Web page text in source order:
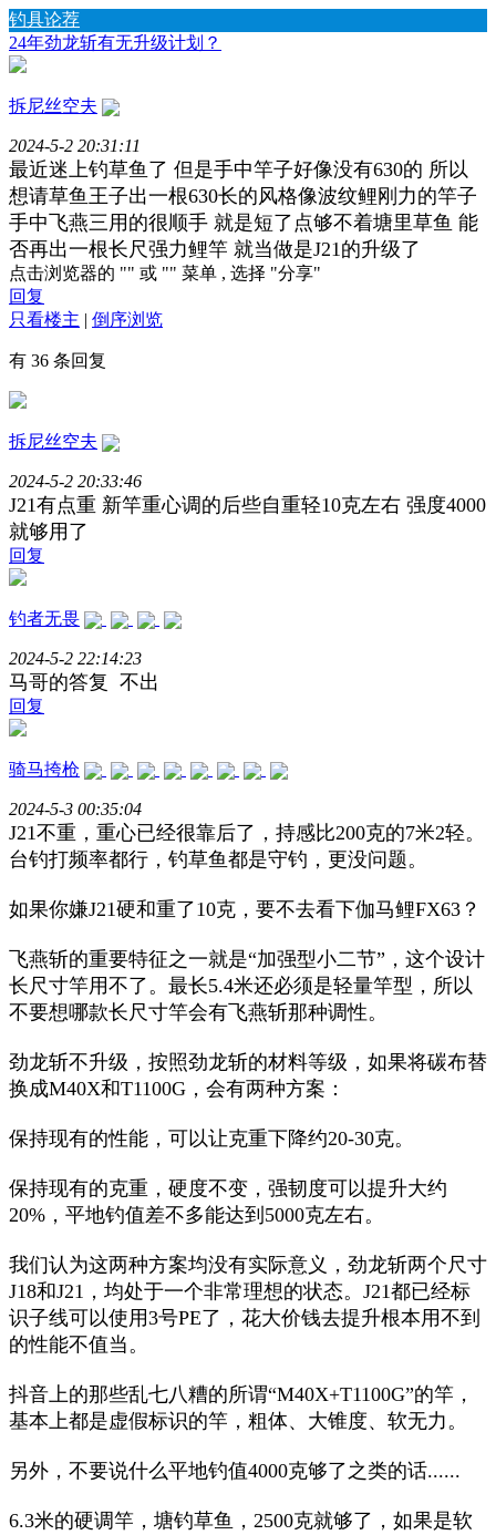
钓具论荐
24年劲龙斩有无升级计划？
拆尼丝空夫
2024-5-2 20:31:11
最近迷上钓草鱼了 但是手中竿子好像没有630的 所以
想请草鱼王子出一根630长的风格像波纹鲤刚力的竿子
手中飞燕三用的很顺手 就是短了点够不着塘里草鱼 能
否再出一根长尺强力鲤竿 就当做是J21的升级了
点击浏览器的 "" 或 "" 菜单 , 选择 "分享"
回复
只看楼主 | 倒序浏览
有 36 条回复
拆尼丝空夫
2024-5-2 20:33:46
J21有点重 新竿重心调的后些自重轻10克左右 强度4000
就够用了
回复
钓者无畏
2024-5-2 22:14:23
马哥的答复 不出
回复
骑马挎枪
2024-5-3 00:35:04
J21不重，重心已经很靠后了，持感比200克的7米2轻。
台钓打频率都行，钓草鱼都是守钓，更没问题。
如果你嫌J21硬和重了10克，要不去看下伽马鲤FX63？
飞燕斩的重要特征之一就是“加强型小二节”，这个设计
长尺寸竿用不了。最长5.4米还必须是轻量竿型，所以
不要想哪款长尺寸竿会有飞燕斩那种调性。
劲龙斩不升级，按照劲龙斩的材料等级，如果将碳布替
换成M40X和T1100G，会有两种方案：
保持现有的性能，可以让克重下降约20-30克。
保持现有的克重，硬度不变，强韧度可以提升大约
20%，平地钓值差不多能达到5000克左右。
我们认为这两种方案均没有实际意义，劲龙斩两个尺寸
J18和J21，均处于一个非常理想的状态。J21都已经标
识子线可以使用3号PE了，花大价钱去提升根本用不到
的性能不值当。
抖音上的那些乱七八糟的所谓“M40X+T1100G”的竿，
基本上都是虚假标识的竿，粗体、大锥度、软无力。
另外，不要说什么平地钓值4000克够了之类的话......
6.3米的硬调竿，塘钓草鱼，2500克就够了，如果是软